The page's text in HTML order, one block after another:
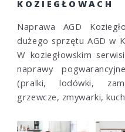
KOZIEGŁOWACH
Naprawa AGD
dużego sprzętu AGD w
W koziegłowskim
naprawy
(pralki, lodówki,
grzewcze, zmywarki,